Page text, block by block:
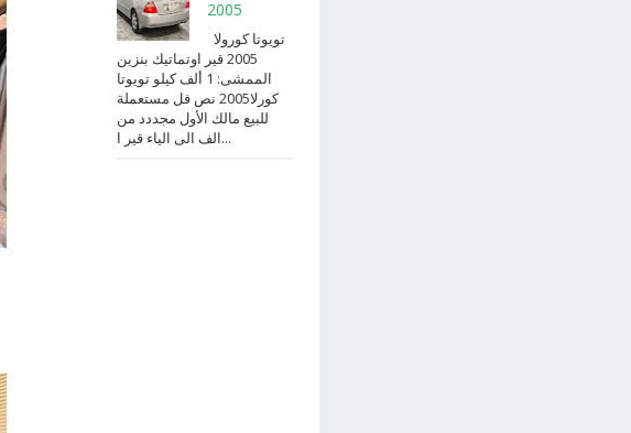
2005
2005 قير اوتماتيك بنزين
الممشى: 1 ألف كيلو تويوتا
كورلا2005 نص فل مستعملة
للبيع مالك الأول مجددد من
الف الى الياء قير ا...